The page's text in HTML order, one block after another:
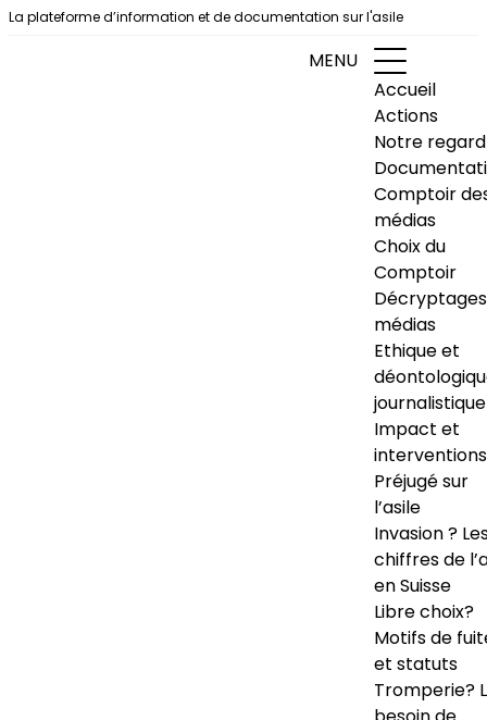
Aller au contenu
La plateforme d’information et de documentation sur l'asile
MENU
Accueil
Actions
Notre regard
Comptoir
médias
Choix du
Comptoir
Décryptages
médias
Ethique et
journalistique
Impact et
interventions
Préjugé sur
l’asile
Invasion ?
chiffres de
en Suisse
Libre choix?
Motifs de
et statuts
Tromperie?